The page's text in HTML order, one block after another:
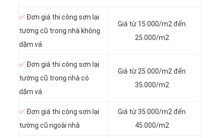
✅ Đơn giá thi công sơn lại
tường cũ trong nhà không
dặm vá
Giá từ 15.000/m2 đến
25.000/m2
✅ Đơn giá thi công sơn lại
tường cũ trong nhà có
dặm vá
Giá từ 25.000/m2 đến
35.000/m2
✅ Đơn giá thi công sơn lại
tường cũ ngoài nhà
Giá từ 35.000/m2 đến
45.000/m2